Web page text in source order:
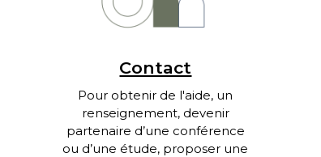
Contact
Pour obtenir de l'aide, un
renseignement, devenir
partenaire d’une conférence
ou d’une étude, proposer une